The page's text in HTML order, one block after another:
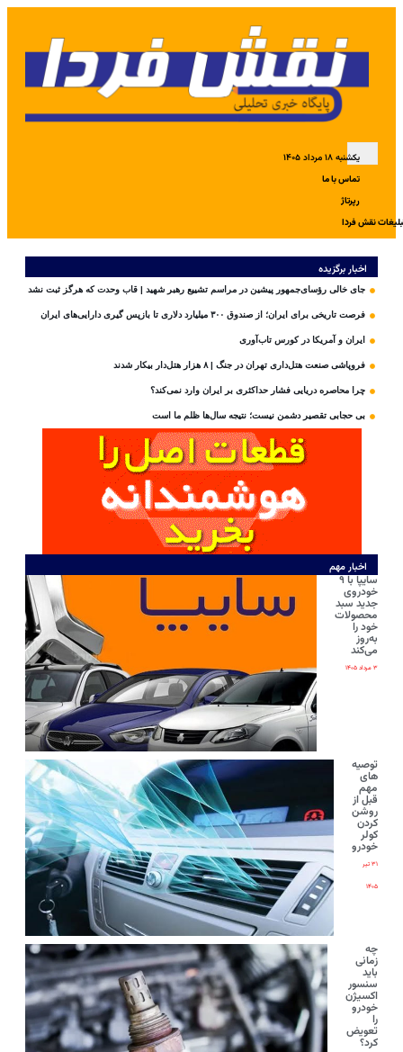
یکشنبه ۱۸ مرداد ۱۴۰۵
تماس با ما
رپرتاژ
نقش فردا
اخبار برگزیده
جای خالی رؤسای‌جمهور پیشین در مراسم تشییع رهبر شهید | قاب وحدت که هرگز ثبت نشد
فرصت تاریخی برای ایران؛ از صندوق ۳۰۰ میلیارد دلاری تا بازپس گیری دارایی‌های ایران
ایران و آمریکا در کورس تاب‌آوری
فروپاشی صنعت هتل‌داری تهران در جنگ | ۸ هزار هتل‌دار بیکار شدند
چرا محاصره دریایی فشار حداکثری بر ایران وارد نمی‌کند؟
بی‌ حجابی تقصیر دشمن نیست؛ نتیجه سال‌ها ظلم ما است
اخبار مهم
سایپا با ۹
خودروی
جدید سبد
محصولات
خود را
به‌روز
می‌کند
۳ مرداد ۱۴۰۵
توصیه
های
مهم
قبل از
روشن
کردن
کولر
خودرو
۳۱ تیر
۱۴۰۵
چه
زمانی
باید
سنسور
اکسیژن
خودرو
را
تعویض
کرد؟